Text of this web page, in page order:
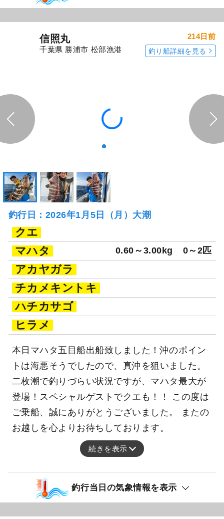
信照丸
千葉県 勝浦市 松部漁港
214日前
釣り船詳細を見る
釣行日：2026年1月5日（月）大潮
クエ
マハタ
0.60～3.00kg 0～2匹
アカヤガラ
チカメキントキ
ハチカサゴ
ヒラメ
本日マハタ五目船出船致しました！沖のポイン
トは海悪そうでしたので、真沖を狙いました。
二枚潮で釣りづらい状況ですが、マハタ最大が
登場！スペシャルゲストでクエも！！ この度は
ご乗船、誠にありがとうございました。 またの
お越しを心よりお待ちしております。
続きを表示
釣行当日の気象情報を表示